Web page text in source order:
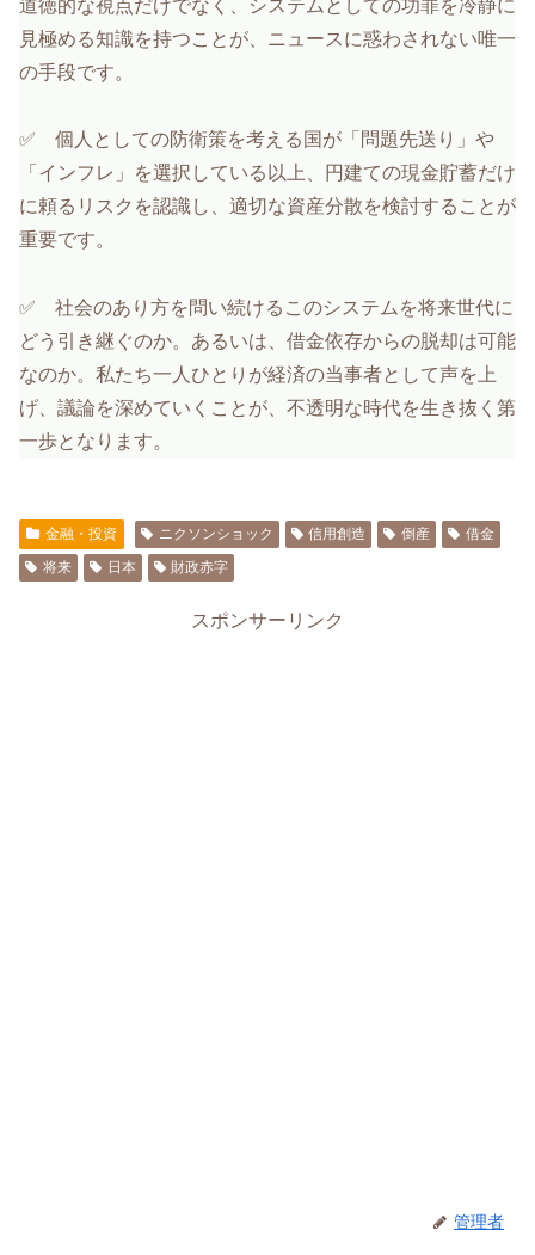
道徳的な視点だけでなく、システムとしての功罪を冷静に
見極める知識を持つことが、ニュースに惑わされない唯一
の手段です。
✅️ 個人としての防衛策を考える国が「問題先送り」や
「インフレ」を選択している以上、円建ての現金貯蓄だけ
に頼るリスクを認識し、適切な資産分散を検討することが
重要です。
✅️ 社会のあり方を問い続けるこのシステムを将来世代に
どう引き継ぐのか。あるいは、借金依存からの脱却は可能
なのか。私たち一人ひとりが経済の当事者として声を上
げ、議論を深めていくことが、不透明な時代を生き抜く第
一歩となります。
金融・投資 ニクソンショック 信用創造 倒産
借金
将来
日本 財政赤字
スポンサーリンク
管理者